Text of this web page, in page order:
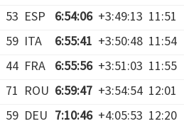
53 ESP 6:54:06 +3:49:13 11:51
59 ITA 6:55:41 +3:50:48 11:54
44 FRA 6:55:56 +3:51:03 11:55
71 ROU 6:59:47 +3:54:54 12:01
59 DEU 7:10:46 +4:05:53 12:20